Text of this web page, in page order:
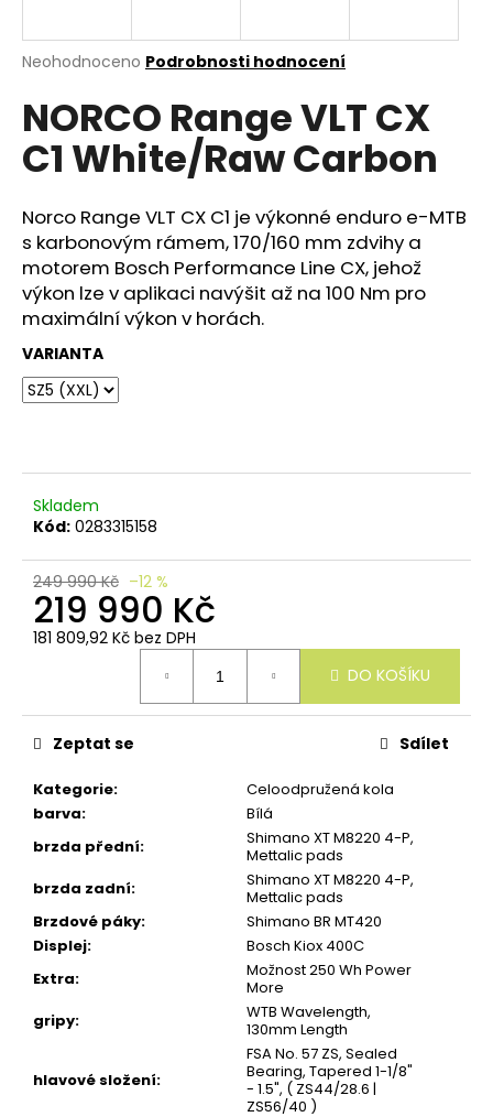
Průměrné
produktu
je
0,0
z
hvězdiček.
Neohodnoceno Podrobnosti hodnocení
NORCO Range VLT CX
C1 White/Raw Carbon
Norco Range VLT CX C1 je výkonné enduro e-MTB
s karbonovým rámem, 170/160 mm zdvihy a
motorem Bosch Performance Line CX, jehož
výkon lze v aplikaci navýšit až na 100 Nm pro
maximální výkon v horách.
VARIANTA
Skladem
Kód: 0283315158
249 990 Kč –12 %
219 990 Kč
181 809,92 Kč bez DPH
DO KOŠÍKU
Kategorie:
Celoodpružená kola
barva:
Bílá
brzda přední:
Shimano XT M8220 4-P,
Mettalic pads
brzda zadní:
Shimano XT M8220 4-P,
Mettalic pads
Brzdové páky:
Shimano BR MT420
Displej:
Bosch Kiox 400C
Extra:
Možnost 250 Wh Power
More
gripy:
WTB Wavelength,
130mm Length
hlavové složení:
FSA No. 57 ZS, Sealed
Bearing, Tapered 1-1/8"
- 1.5", ( ZS44/28.6 |
ZS56/40 )
Zeptat se Sdílet
n
a
í
t
?
HLEDAT
D
r
u
u
j
e
m